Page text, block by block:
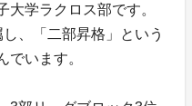
大学ラクロス部です。
、「二部昇格」という
でいます。